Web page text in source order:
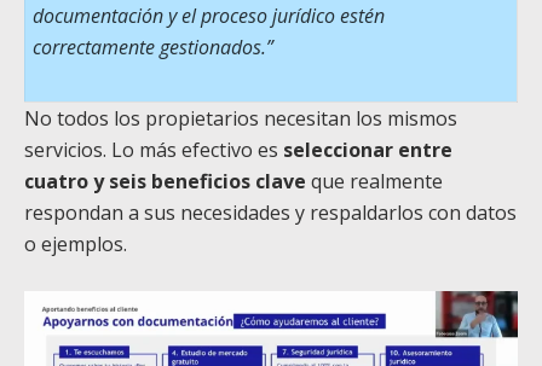
documentación y el proceso jurídico estén
correctamente gestionados.”
No todos los propietarios necesitan los mismos
servicios. Lo más efectivo es seleccionar entre
cuatro y seis beneficios clave que realmente
respondan a sus necesidades y respaldarlos con datos
o ejemplos.